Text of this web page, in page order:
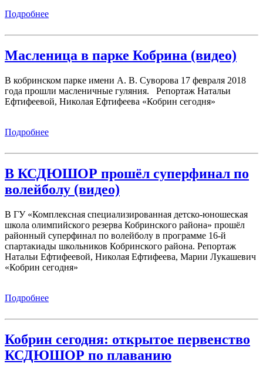
Подробнее
Масленица в парке Кобрина (видео)
В кобринском парке имени А. В. Суворова 17 февраля 2018
года прошли масленичные гуляния. Репортаж Натальи
Ефтифеевой, Николая Ефтифеева «Кобрин сегодня»
Подробнее
В КСДЮШОР прошёл суперфинал по
волейболу (видео)
В ГУ «Комплексная специализированная детско-юношеская
школа олимпийского резерва Кобринского района» прошёл
районный суперфинал по волейболу в программе 16-й
спартакиады школьников Кобринского района. Репортаж
Натальи Ефтифеевой, Николая Ефтифеева, Марии Лукашевич
«Кобрин сегодня»
Подробнее
Кобрин сегодня: открытое первенство
КСДЮШОР по плаванию